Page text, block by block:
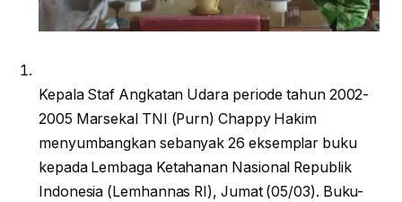
Kepala Staf Angkatan Udara periode tahun 2002-
2005 Marsekal TNI (Purn) Chappy Hakim
menyumbangkan sebanyak 26 eksemplar buku
kepada Lembaga Ketahanan Nasional Republik
Indonesia (Lemhannas RI), Jumat (05/03). Buku-